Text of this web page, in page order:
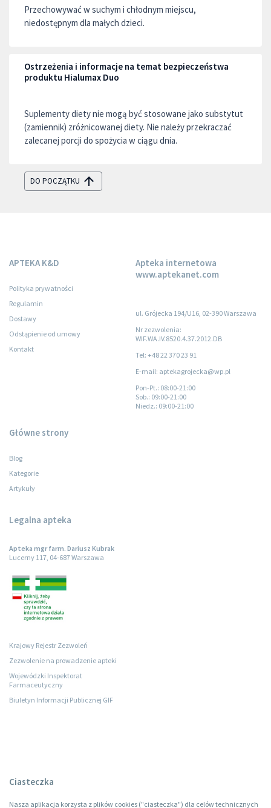
Przechowywać w suchym i chłodnym miejscu,
niedostępnym dla małych dzieci.
Ostrzeżenia i informacje na temat bezpieczeństwa
produktu Hialumax Duo
Suplementy diety nie mogą być stosowane jako substytut
(zamiennik) zróżnicowanej diety. Nie należy przekraczać
zalecanej porcji do spożycia w ciągu dnia.
DO POCZĄTKU
APTEKA K&D
Polityka prywatności
Regulamin
Dostawy
Odstąpienie od umowy
Kontakt
Apteka internetowa
www.aptekanet.com
ul. Grójecka 194/U16, 02-390 Warszawa
Nr zezwolenia:
WIF.WA.IV.8520.4.37.2012.DB
Tel: +48 22 370 23 91
E-mail: aptekagrojecka@wp.pl
Pon-Pt.: 08:00-21:00
Sob.: 09:00-21:00
Niedz.: 09:00-21:00
Główne strony
Blog
Kategorie
Artykuły
Legalna apteka
Apteka mgr farm. Dariusz Kubrak
Lucerny 117, 04-687 Warszawa
Krajowy Rejestr Zezwoleń
Zezwolenie na prowadzenie apteki
Wojewódzki Inspektorat
Farmaceutyczny
Biuletyn Informacji Publicznej GIF
Ciasteczka
Nasza aplikacja korzysta z plików cookies ("ciasteczka") dla celów technicznych